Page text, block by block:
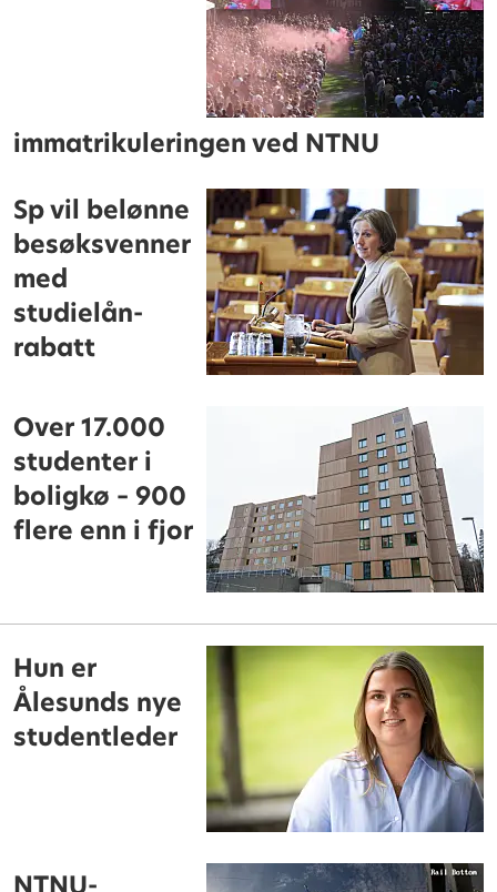
immatrikuleringen ved NTNU
Sp vil belønne
besøksvenner
med
studielån-
rabatt
Over 17.000
studenter i
boligkø – 900
flere enn i fjor
Hun er
Ålesunds nye
studentleder